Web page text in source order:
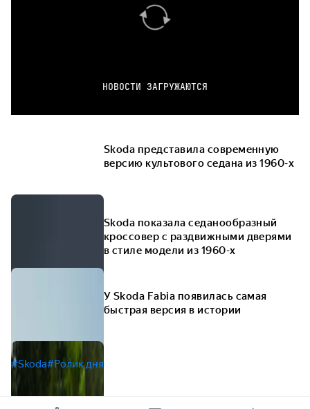
НОВОСТИ ЗАГРУЖАЮТСЯ
Skoda представила современную
версию культового седана из 1960-х
Skoda показала седанообразный
кроссовер с раздвижными дверями
в стиле модели из 1960-х
У Skoda Fabia появилась самая
быстрая версия в истории
#Skoda#Ролик дня